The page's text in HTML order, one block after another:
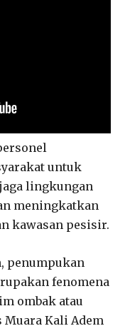
untuk
lingkungan
meningkatkan
kawasan pesisir.
penumpukan
fenomena
ombak atau
Kali Adem